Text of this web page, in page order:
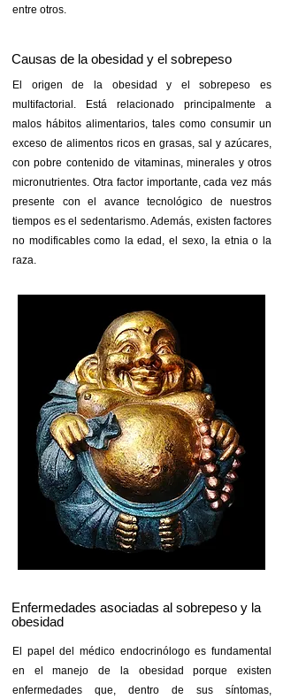
entre otros.
Causas de la obesidad y el sobrepeso
El origen de la obesidad y el sobrepeso es
multifactorial. Está relacionado principalmente a
malos hábitos alimentarios, tales como consumir un
exceso de alimentos ricos en grasas, sal y azúcares,
con pobre contenido de vitaminas, minerales y otros
micronutrientes. Otra factor importante, cada vez más
presente con el avance tecnológico de nuestros
tiempos es el sedentarismo.Además, existen factores
no modificables como la edad, el sexo, la etnia o la
raza.
Enfermedades asociadas al sobrepeso y la
obesidad
El papel del médico endocrinólogo es fundamental
en el manejo de la obesidad porque existen
enfermedades que, dentro de sus síntomas,